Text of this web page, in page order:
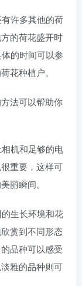
许多其他的荷
的荷花盛开时
的时间可以参
花种植户。
法可以帮助你
机和足够的电
重要，这样可
丽瞬间。
生长环境和花
赏到不同形态
品种可以感受
雅的品种则可